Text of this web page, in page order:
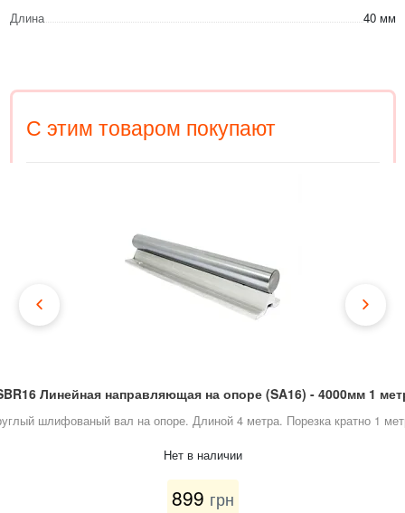
Длина
40 мм
С этим товаром покупают
Линейная направляющая на опоре (SA16) - 4000мм 1
шлифованый вал на опоре. Длиной 4 метра. Порезка кратно 1
Нет в наличии
899 грн